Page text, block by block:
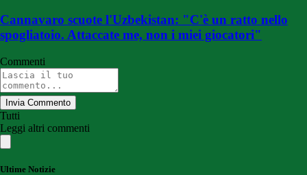
Cannavaro scuote l'Uzbekistan: "C'è un ratto nello
spogliatoio. Attaccate me, non i miei giocatori"
Commenti
Invia Commento
Tutti
Leggi altri commenti
Ultime Notizie